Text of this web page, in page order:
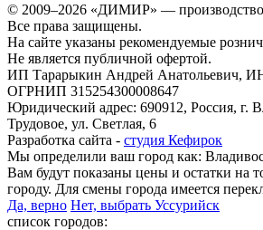
© 2009–2026 «ДИМИР» — производство
Все права защищены.
На сайте указаны рекомендуемые
Не является публичной офертой.
ИП Тарарыкин Андрей Анатольевич,
ОГРНИП 315254300008647
Юридический адрес: 690912, Россия, г.
Трудовое, ул. Светлая, 6
Разработка сайта - студия Кефирок
Мы определили ваш город как:
Вам будут показаны цены и остатки на
городу. Для смены города имеется
Да, верно Нет, выбрать Уссурийск
список городов: